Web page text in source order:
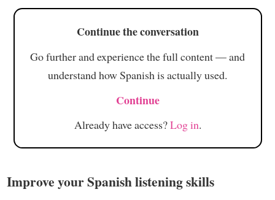
Continue the conversation
Go further and experience the full content — and
understand how Spanish is actually used.
Continue
Already have access?Log in.
Improve your Spanish listening skills